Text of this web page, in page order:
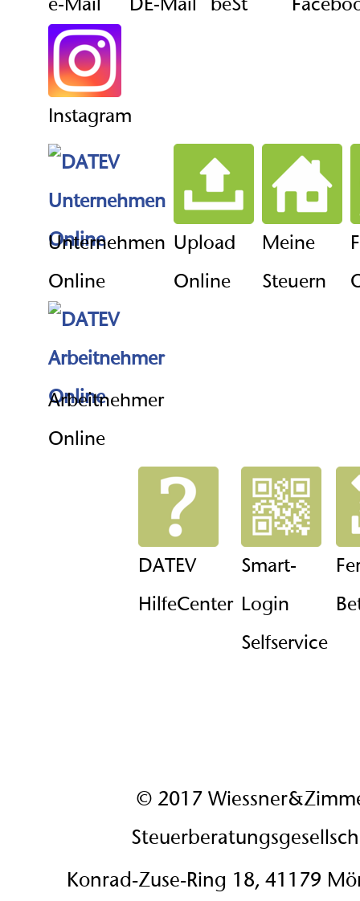
e-Mail DE-Mail beSt
Instagram
Unternehmen
Online
Upload
Online
Meine
Steuern
Arbeitnehmer
Online
DATEV
HilfeCenter
Smart-
Login
Selfservice
© 2017
Konrad-Zuse-Ring 18, 41179